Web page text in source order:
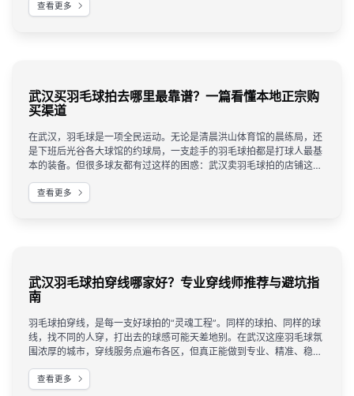
的兼容性。今天，我们就来深度解析这款性能全面、颜值出众的李宁战
查看更多
武汉买羽毛球拍去哪里最靠谱？一篇看懂本地正宗购
买渠道
在武汉，羽毛球是一项全民运动。无论是清晨洪山体育馆的晨练局，还
是下班后光谷各大球馆的约球局，一支趁手的羽毛球拍都是打球人最基
本的装备。但很多球友都有过这样的困惑：武汉卖羽毛球拍的店铺这么
多，到底去哪里买才最靠谱？
查看更多
武汉羽毛球拍穿线哪家好？专业穿线师推荐与避坑指
南
羽毛球拍穿线，是每一支好球拍的“灵魂工程”。同样的球拍、同样的球
线，找不同的人穿，打出去的球感可能天差地别。在武汉这座羽毛球氛
围浓厚的城市，穿线服务点遍布各区，但真正能做到专业、精准、稳定
的穿线师，却并不多见。
查看更多